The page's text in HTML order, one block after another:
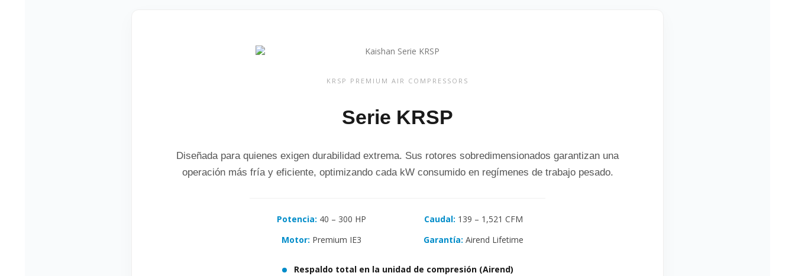
KRSP PREMIUM AIR COMPRESSORS
Serie KRSP
Diseñada para quienes exigen durabilidad extrema. Sus rotores sobredimensionados garantizan una
operación más fría y eficiente, optimizando cada kW consumido en regímenes de trabajo pesado.
Potencia: 40 – 300 HP Caudal: 139 – 1,521 CFM
Motor: Premium IE3 Garantía: Airend Lifetime
Respaldo total en la unidad de compresión (Airend)